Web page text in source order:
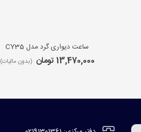
ساعت دیواری گرد مدل CY35
13,470,000 تومان (بدون مالیات)